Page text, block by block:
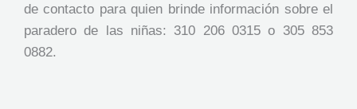
de contacto para quien brinde información sobre el
paradero de las niñas: 310 206 0315 o 305 853
0882.